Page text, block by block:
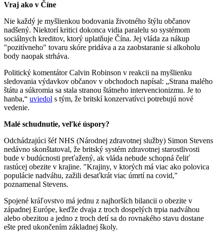
Vraj ako v Číne
Nie každý je myšlienkou bodovania životného štýlu občanov
nadšený. Niektorí kritici dokonca vidia paralelu so systémom
sociálnych kreditov, ktorý uplatňuje Čína. Jej vláda za nákup
"pozitívneho" tovaru skóre pridáva a za zaobstaranie si alkoholu
body naopak strháva.
Politický komentátor Calvin Robinson v reakcii na myšlienku
sledovania výdavkov občanov v obchodoch napísal: „Strana malého
štátu a súkromia sa stala stranou štátneho intervencionizmu. Je to
hanba,“ uviedol s tým, že britskí konzervatívci potrebujú nové
vedenie.
Malé schudnutie, veľké úspory?
Odchádzajúci šéf NHS (Národnej zdravotnej služby) Simon Stevens
nedávno skonštatoval, že britský systém zdravotnej starostlivosti
bude v budúcnosti preťažený, ak vláda nebude schopná čeliť
rastúcej obezite v krajine. "Krajiny, v ktorých má viac ako polovica
populácie nadváhu, zažili desaťkrát viac úmrtí na covid,"
poznamenal Stevens.
Spojené kráľovstvo má jednu z najhorších bilancii o obezite v
západnej Európe, keďže dvaja z troch dospelých trpia nadváhou
alebo obezitou a jedno z troch detí sa do rovnakého stavu dostane
ešte pred ukončením základnej školy.